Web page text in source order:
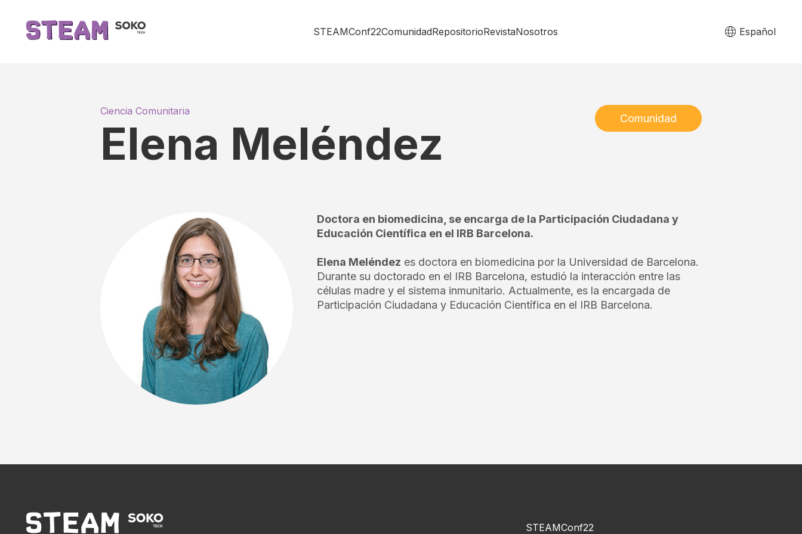
STEAMConf22ComunidadRepositorioRevistaNosotros Español
Ciencia Comunitaria
Elena Meléndez Comunidad
Doctora en biomedicina, se encarga de la Participación Ciudadana y
Educación Científica en el IRB Barcelona.
Elena Meléndez es doctora en biomedicina por la Universidad de Barcelona.
Durante su doctorado en el IRB Barcelona, ​​estudió la interacción entre las
células madre y el sistema inmunitario. Actualmente, es la encargada de
Participación Ciudadana y Educación Científica en el IRB Barcelona.
STEAMConf22